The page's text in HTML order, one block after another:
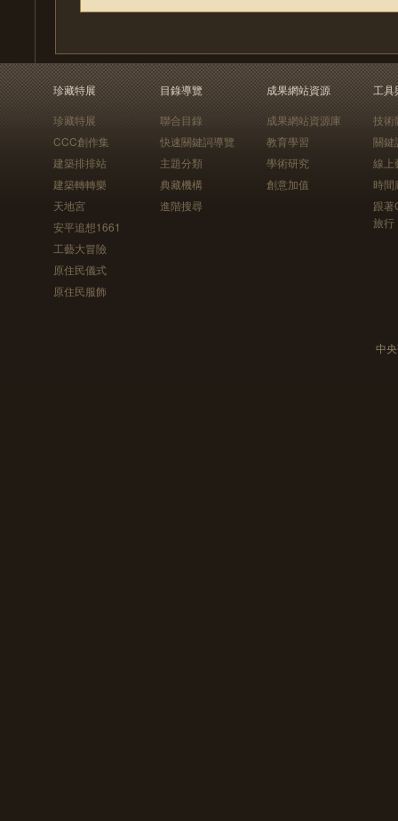
珍藏特展
珍藏特展
CCC創作集
建築排排站
建築轉轉樂
天地宮
安平追想1661
工藝大冒險
原住民儀式
原住民服飾
目錄導覽
聯合目錄
快速關鍵詞導覽
主題分類
典藏機構
進階搜尋
成果網站資源
成果網站資源庫
教育學習
學術研究
創意加值
工具
技術
關鍵
線上
時間
跟
旅行
中